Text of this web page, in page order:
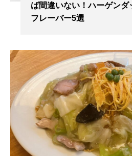
ば間違いない！ハーゲンダ
フレーバー5選